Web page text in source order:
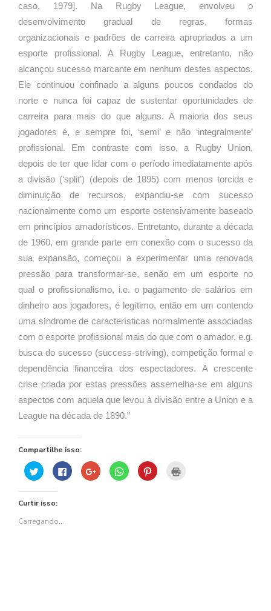
caso, 1979]. Na Rugby League, envolveu o
desenvolvimento gradual de regras, formas
organizacionais e padrões de carreira apropriados a um
esporte profissional. A Rugby League, entretanto, não
alcançou sucesso marcante em nenhum destes aspectos.
Ele continuou confinado a alguns poucos condados do
norte e nunca foi capaz de sustentar oportunidades de
carreira para mais do que alguns. A maioria dos seus
jogadores é, e sempre foi, ‘semi’ e não ‘integralmente’
profissional. Em contraste com isso, a Rugby Union,
depois de ter que lidar com o período imediatamente após
a divisão (‘split’) (depois de 1895) com menos torcida e
diminuição de recursos, expandiu-se com sucesso
nacionalmente como um esporte ostensivamente baseado
em princípios amadorísticos. Entretanto, durante a década
de 1960, em grande parte em conexão com o sucesso da
sua expansão, começou a experimentar uma renovada
pressão para transformar-se, senão em um esporte no
qual o profissionalismo, i.e. o pagamento de salários em
dinheiro aos jogadores, é legítimo, então em um contendo
uma síndrome de características normalmente associadas
com o esporte profissional mais do que com o amador, e.g.
busca do sucesso (success-striving), competição formal e
dependência financeira dos espectadores. A crescente
crise criada por estas pressões assemelha-se em alguns
aspectos com aquela que levou à divisão entre a Union e a
League na década de 1890.”
Compartilhe isso:
Clique
para
compartilhar
no
em
janela)
Clique
para
compartilhar
Compartilhe
no
Google+
Clique
para
compartilhar
Clique
para
Curtir isso:
Carregando...